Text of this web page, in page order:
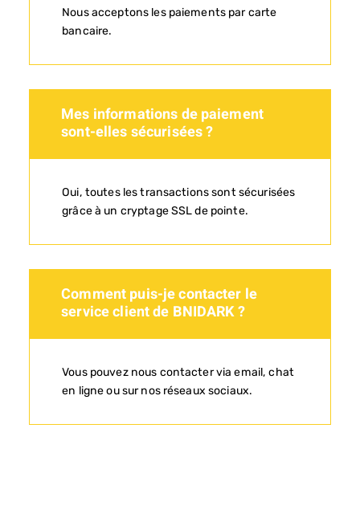
Nous acceptons les paiements par carte
bancaire.
Mes informations de paiement
sont-elles sécurisées ?
Oui, toutes les transactions sont sécurisées
grâce à un cryptage SSL de pointe.
Comment puis-je contacter le
service client de BNIDARK ?
Vous pouvez nous contacter via email, chat
en ligne ou sur nos réseaux sociaux.